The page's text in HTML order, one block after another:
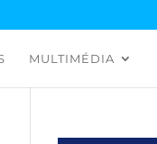
MULTIMÉDIA